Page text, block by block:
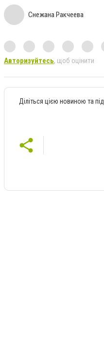
Снежана Ракчеева
Авторизуйтесь, щоб оцінити
Діліться цією новиною та